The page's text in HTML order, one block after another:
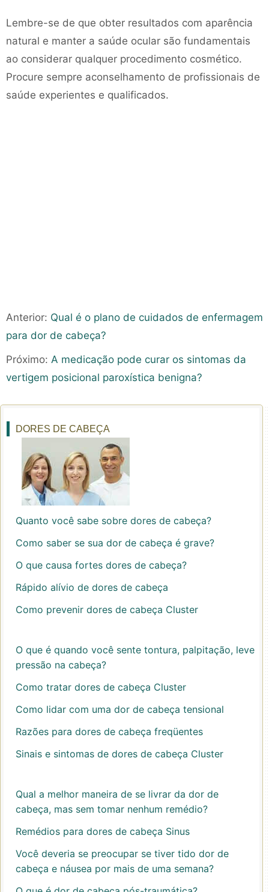
Lembre-se de que obter resultados com aparência
natural e manter a saúde ocular são fundamentais
ao considerar qualquer procedimento cosmético.
Procure sempre aconselhamento de profissionais de
saúde experientes e qualificados.
Anterior: Qual é o plano de cuidados de enfermagem
para dor de cabeça?
Próximo: A medicação pode curar os sintomas da
vertigem posicional paroxística benigna?
DORES DE CABEÇA
Quanto você sabe sobre dores de cabeça?
Como saber se sua dor de cabeça é grave?
O que causa fortes dores de cabeça?
Rápido alívio de dores de cabeça
Como prevenir dores de cabeça Cluster
O que é quando você sente tontura, palpitação, leve
pressão na cabeça?
Como tratar dores de cabeça Cluster
Como lidar com uma dor de cabeça tensional
Razões para dores de cabeça freqüentes
Sinais e sintomas de dores de cabeça Cluster
Qual a melhor maneira de se livrar da dor de
cabeça, mas sem tomar nenhum remédio?
Remédios para dores de cabeça Sinus
Você deveria se preocupar se tiver tido dor de
cabeça e náusea por mais de uma semana?